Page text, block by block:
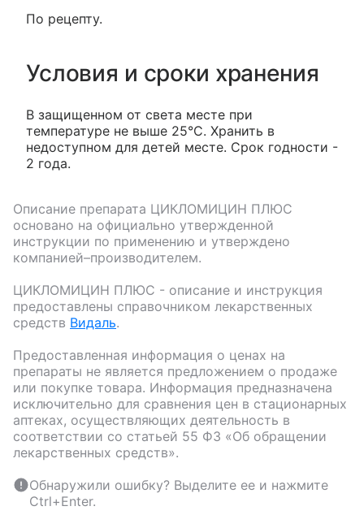
По рецепту.
Условия и сроки хранения
В защищенном от света месте при
температуре не выше 25°С. Хранить в
недоступном для детей месте. Срок годности -
2 года.
Описание препарата ЦИКЛОМИЦИН ПЛЮС
основано на официально утвержденной
инструкции по применению и утверждено
компанией–производителем.
ЦИКЛОМИЦИН ПЛЮС - описание и инструкция
предоставлены справочником лекарственных
средств Видаль.
Предоставленная информация о ценах на
препараты не является предложением о продаже
или покупке товара. Информация предназначена
исключительно для сравнения цен в стационарных
аптеках, осуществляющих деятельность в
соответствии со статьей 55 ФЗ «Об обращении
лекарственных средств».
Обнаружили ошибку? Выделите ее и нажмите
Ctrl+Enter.